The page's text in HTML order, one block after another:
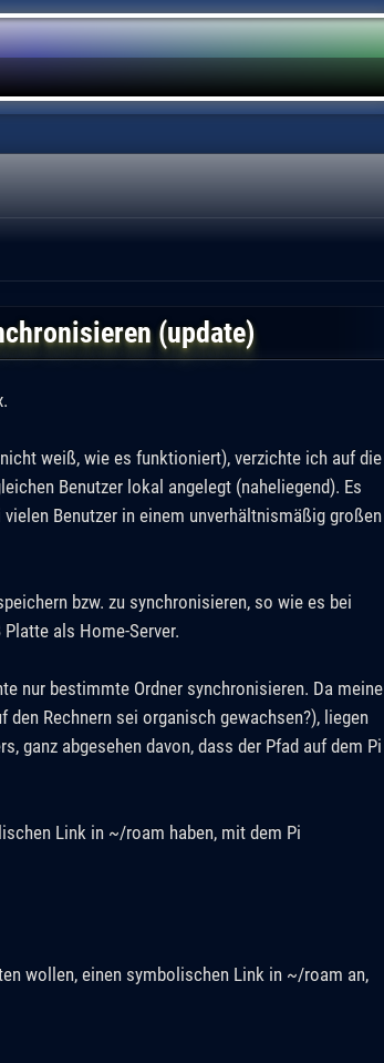
(update)
weiß, wie es funktioniert), verzichte ich auf die
Benutzer lokal angelegt (naheliegend). Es
Benutzer in einem unverhältnismäßig großen
bzw. zu synchronisieren, so wie es bei
als Home-Server.
nur bestimmte Ordner synchronisieren. Da meine
Rechnern sei organisch gewachsen?), liegen
ganz abgesehen davon, dass der Pfad auf dem Pi
Link in ~/roam haben, mit dem Pi
wollen, einen symbolischen Link in ~/roam an,